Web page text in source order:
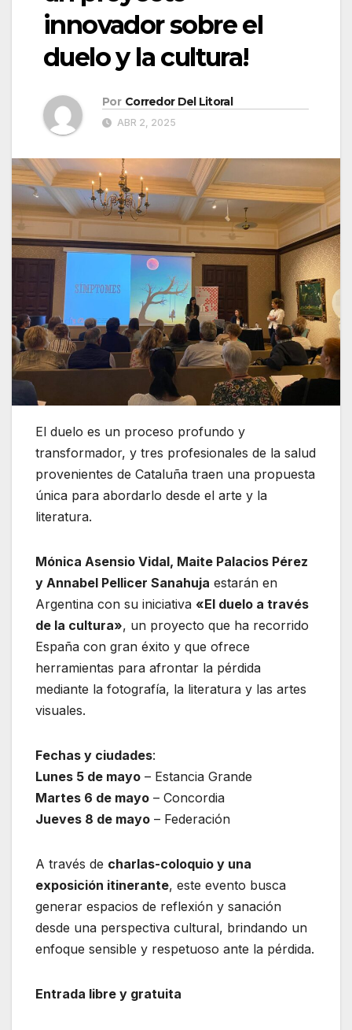
innovador sobre el
duelo y la cultura!
Por Corredor Del Litoral
ABR 2, 2025
El duelo es un proceso profundo y
transformador, y tres profesionales de la salud
provenientes de Cataluña traen una propuesta
única para abordarlo desde el arte y la
literatura.
Mónica Asensio Vidal, Maite Palacios Pérez
y Annabel Pellicer Sanahuja estarán en
Argentina con su iniciativa «El duelo a través
de la cultura», un proyecto que ha recorrido
España con gran éxito y que ofrece
herramientas para afrontar la pérdida
mediante la fotografía, la literatura y las artes
visuales.
Fechas y ciudades:
Lunes 5 de mayo – Estancia Grande
Martes 6 de mayo – Concordia
Jueves 8 de mayo – Federación
A través de charlas-coloquio y una
exposición itinerante, este evento busca
generar espacios de reflexión y sanación
desde una perspectiva cultural, brindando un
enfoque sensible y respetuoso ante la pérdida.
Entrada libre y gratuita